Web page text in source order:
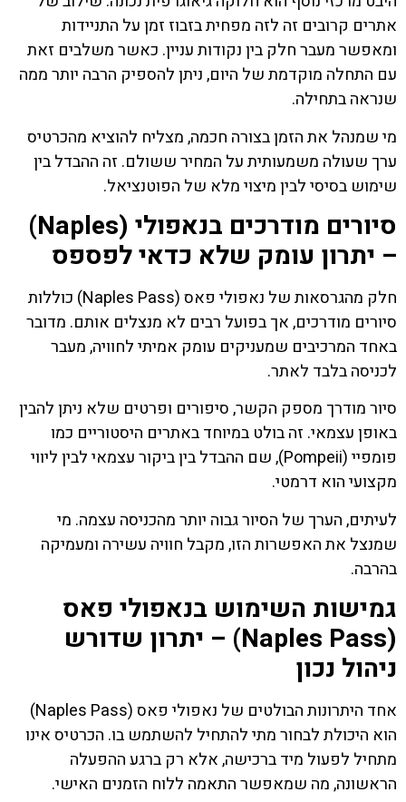
אתרים קרובים זה לזה מפחית בזבוז זמן על התניידות
ומאפשר מעבר חלק בין נקודות עניין. כאשר משלבים זאת
עם התחלה מוקדמת של היום, ניתן להספיק הרבה יותר ממה
שנראה בתחילה.
מי שמנהל את הזמן בצורה חכמה, מצליח להוציא מהכרטיס
ערך שעולה משמעותית על המחיר ששולם. זה ההבדל בין
שימוש בסיסי לבין מיצוי מלא של הפוטנציאל.
סיורים מודרכים בנאפולי (Naples)
– יתרון עומק שלא כדאי לפספס
חלק מהגרסאות של נאפולי פאס (Naples Pass) כוללות
סיורים מודרכים, אך בפועל רבים לא מנצלים אותם. מדובר
באחד המרכיבים שמעניקים עומק אמיתי לחוויה, מעבר
לכניסה בלבד לאתר.
סיור מודרך מספק הקשר, סיפורים ופרטים שלא ניתן להבין
באופן עצמאי. זה בולט במיוחד באתרים היסטוריים כמו
פומפיי (Pompeii), שם ההבדל בין ביקור עצמאי לבין ליווי
מקצועי הוא דרמטי.
לעיתים, הערך של הסיור גבוה יותר מהכניסה עצמה. מי
שמנצל את האפשרות הזו, מקבל חוויה עשירה ומעמיקה
בהרבה.
גמישות השימוש בנאפולי פאס
(Naples Pass) – יתרון שדורש
ניהול נכון
אחד היתרונות הבולטים של נאפולי פאס (Naples Pass)
הוא היכולת לבחור מתי להתחיל להשתמש בו. הכרטיס אינו
מתחיל לפעול מיד ברכישה, אלא רק ברגע ההפעלה
הראשונה, מה שמאפשר התאמה ללוח הזמנים האישי.